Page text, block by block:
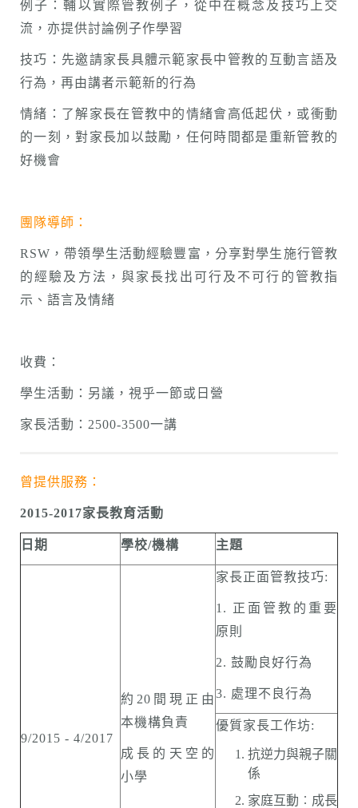
例子：輔以實際管教例子，從中在概念及技巧上交
流，亦提供討論例子作學習
技巧：先邀請家長具體示範家長中管教的互動言語及
行為，再由講者示範新的行為
情緒：了解家長在管教中的情緒會高低起伏，或衝動
的一刻，對家長加以鼓勵，任何時間都是重新管教的
好機會
團隊導師：
RSW，帶領學生活動經驗豐富，分享對學生施行管教
的經驗及方法，與家長找出可行及不可行的管教指
示、語言及情緒
收費：
學生活動：另議，視乎一節或日營
家長活動：2500-3500一講
曾提供服務：
2015-2017家長教育活動
日期 學校/機構 主題
9/2015 - 4/2017
約20間現正由
本機構負責
成長的天空的
小學
家長正面管教技巧:
1. 正面管教的重要
原則
2. 鼓勵良好行為
3. 處理不良行為
優質家長工作坊:
抗逆力與親子關
係
家庭互動︰成長